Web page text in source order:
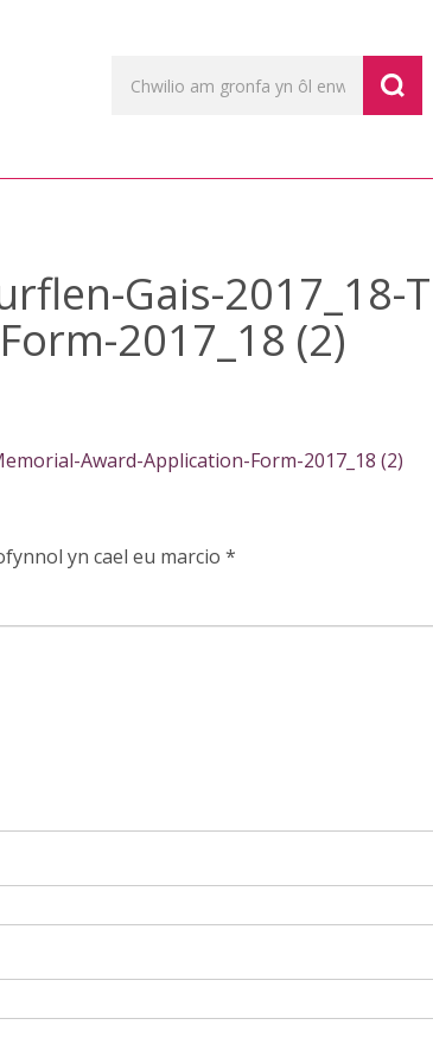
Gais-2017_18-
2017_18 (2)
Award-Application-Form-2017_18 (2)
yn cael eu marcio *